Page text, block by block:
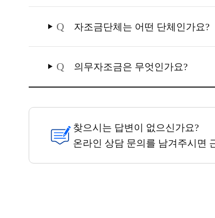
Q 자조금단체는 어떤 단체인가요?
Q 의무자조금은 무엇인가요?
찾으시는 답변이 없으신가요?
온라인 상담 문의를 남겨주시면